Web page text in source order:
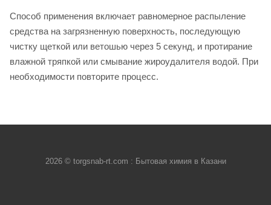
Способ применения включает равномерное распыление
средства на загрязненную поверхность, последующую
чистку щеткой или ветошью через 5 секунд, и протирание
влажной тряпкой или смывание жироудалителя водой. При
необходимости повторите процесс.
2026 © torgsnab-rt.com : Бытовая химия в Казани